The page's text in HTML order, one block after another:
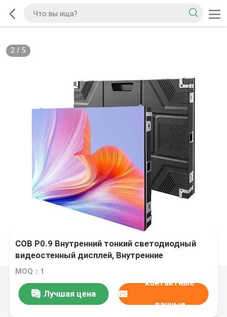
2/ 5
COB P0.9 Внутренний тонкий светодиодный
видеостенный дисплей, Внутренние
светодиодные экраны 3 года 320 X 160
MOQ：1
Лучшая цена
контактные
данные